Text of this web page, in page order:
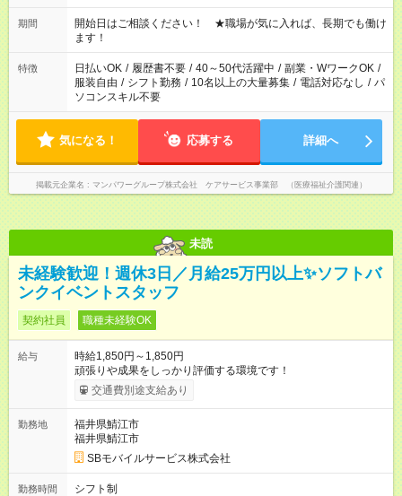
20:00 など 残業なし！ ※Wワークの場合、他のお仕事と合わせ
週40時間超の就業はご案内できません ※法令に基づき、週20時
間以上勤務は社会保険への加入対象となります ※労働者派遣法
（日雇い派遣の原則禁止）により、短時間・短期間の就業はご
案内が難しい場合があります
期間
開始日はご相談ください！ ★職場が気に入れば、長期でも働け
ます！
特徴 日払いOK / 履歴書不要 / 40～50代活躍中 / 副業・WワークOK /
服装自由 / シフト勤務 / 10名以上の大量募集 / 電話対応なし / パ
ソコンスキル不要
気になる！ 応募する 詳細へ
掲載元企業名 マンパワーグループ株式会社 ケアサービス事業部 （医療福祉介護関連）
未読
未経験歓迎！週休3日／月給25万円以上✨ソフトバ
ンクイベントスタッフ
契約社員 職種未経験OK
給与
時給1,850円～1,850円
頑張りや成果をしっかり評価する環境です！
交通費別途支給あり
勤務地
福井県鯖江市
福井県鯖江市
SBモバイルサービス株式会社
勤務時間
シフト制